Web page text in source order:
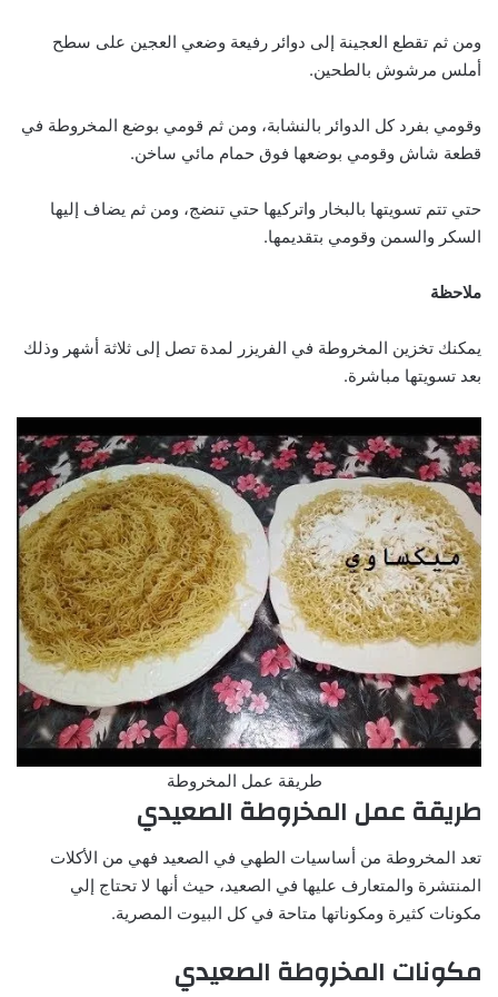
ومن ثم تقطع العجينة إلى دوائر رفيعة وضعي العجين على سطح
أملس مرشوش بالطحين.
وقومي بفرد كل الدوائر بالنشابة، ومن ثم قومي بوضع المخروطة في
قطعة شاش وقومي بوضعها فوق حمام مائي ساخن.
حتي تتم تسويتها بالبخار واتركيها حتي تنضج، ومن ثم يضاف إليها
السكر والسمن وقومي بتقديمها.
ملاحظة
يمكنك تخزين المخروطة في الفريزر لمدة تصل إلى ثلاثة أشهر وذلك
بعد تسويتها مباشرة.
طريقة عمل المخروطة
طريقة عمل المخروطة الصعيدي
تعد المخروطة من أساسيات الطهي في الصعيد فهي من الأكلات
المنتشرة والمتعارف عليها في الصعيد، حيث أنها لا تحتاج إلي
مكونات كثيرة ومكوناتها متاحة في كل البيوت المصرية.
مكونات المخروطة الصعيدي